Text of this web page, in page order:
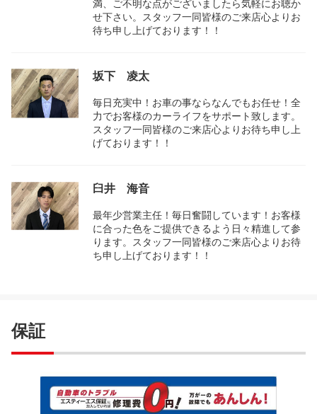
満、ご不明な点がございましたら気軽にお聴か
せ下さい。スタッフ一同皆様のご来店心よりお
待ち申し上げております！！
坂下 凌太
毎日充実中！お車の事ならなんでもお任せ！全
力でお客様のカーライフをサポート致します。
スタッフ一同皆様のご来店心よりお待ち申し上
げております！！
臼井 海音
最年少営業主任！毎日奮闘しています！お客様
に合った色をご提供できるよう日々精進して参
ります。スタッフ一同皆様のご来店心よりお待
ち申し上げております！！
保証